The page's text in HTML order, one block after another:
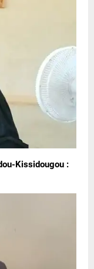
Kissidougou :